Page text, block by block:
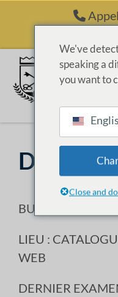
Passer au contenu
BUREAU
LIEU :
WEB
DERNIER
We've
speaking a
you want to
Close and